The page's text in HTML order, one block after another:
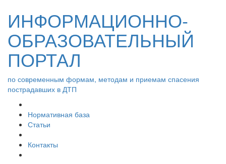
ИНФОРМАЦИОННО-
ОБРАЗОВАТЕЛЬНЫЙ
ПОРТАЛ
по современным формам, методам и приемам спасения
пострадавших в ДТП
Нормативная база
Статьи
Контакты